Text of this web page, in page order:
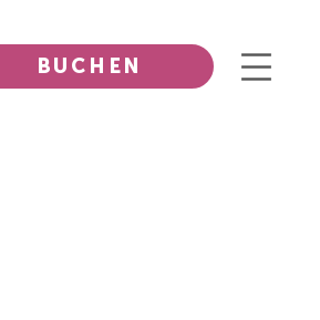
BUCHEN